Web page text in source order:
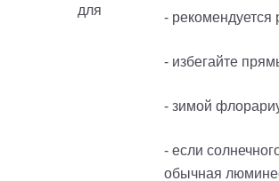
-
- избегайте
- зимой
- если
обычная